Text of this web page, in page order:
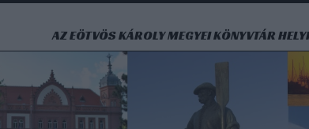
AZ EÖTVÖS KÁROLY MEGYEI KÖNYVTÁR